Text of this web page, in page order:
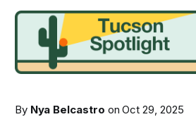
By Nya Belcastro onOct 29, 2025